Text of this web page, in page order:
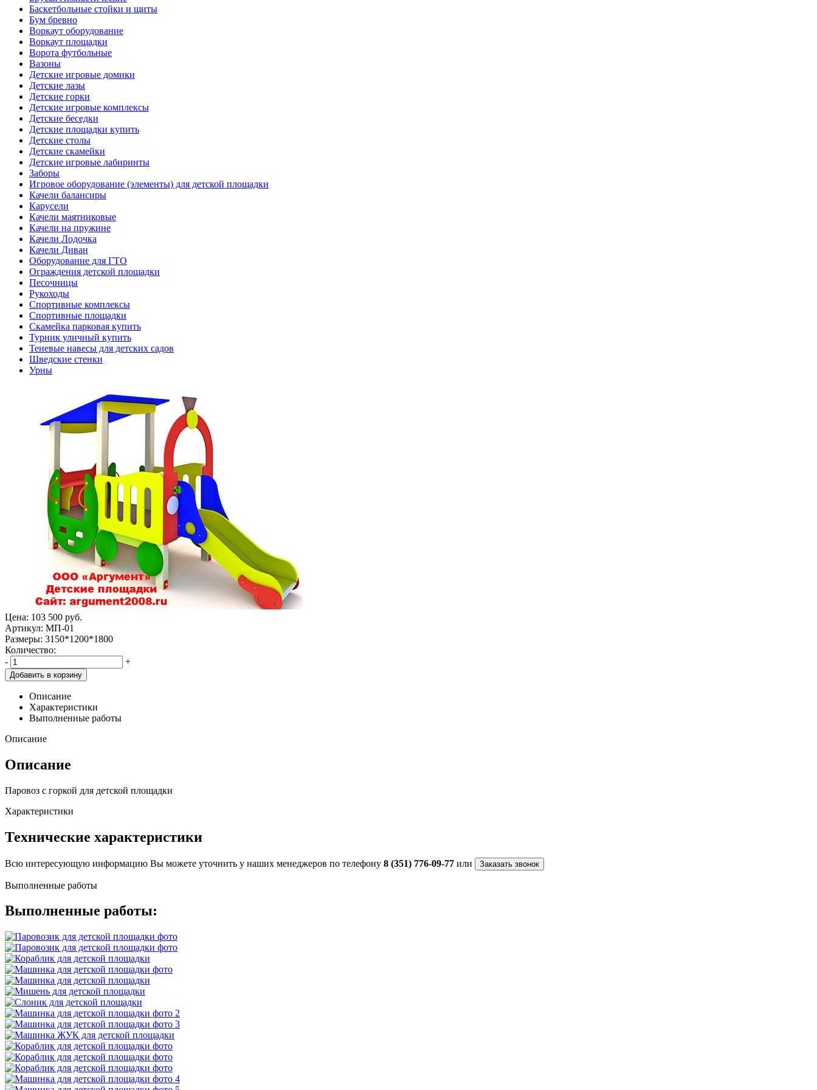
Баскетбольные стойки и щиты
Бум бревно
Воркаут оборудование
Воркаут площадки
Ворота футбольные
Вазоны
Детские игровые домики
Детские лазы
Детские горки
Детские игровые комплексы
Детские беседки
Детские площадки купить
Детские столы
Детские скамейки
Детские игровые лабиринты
Заборы
Игровое оборудование (элементы) для детской площадки
Качели балансиры
Карусели
Качели маятниковые
Качели на пружине
Качели Лодочка
Качели Диван
Оборудование для ГТО
Ограждения детской площадки
Песочницы
Рукоходы
Спортивные комплексы
Спортивные площадки
Скамейка парковая купить
Турник уличный купить
Теневые навесы для детских садов
Шведские стенки
Урны
Цена: 103 500 руб.
Артикул: МП-01
Размеры: 3150*1200*1800
Количество:
-
+
Добавить в корзину
Описание
Характеристики
Выполненные работы
Описание
Описание
Паровоз с горкой для детской площадки
Характеристики
Технические характеристики
Всю интересующую информацию Вы можете уточнить у наших менеджеров по телефону 8 (351) 776-09-77 или Заказать звонок
Выполненные работы
Выполненные работы: